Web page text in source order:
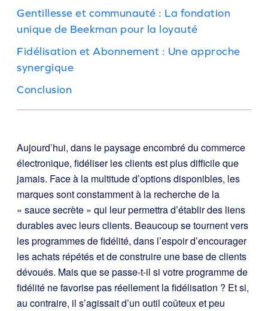
Gentillesse et communauté : La fondation
unique de Beekman pour la loyauté
Fidélisation et Abonnement : Une approche
synergique
Conclusion
Aujourd’hui, dans le paysage encombré du commerce
électronique, fidéliser les clients est plus difficile que
jamais. Face à la multitude d’options disponibles, les
marques sont constamment à la recherche de la
« sauce secrète » qui leur permettra d’établir des liens
durables avec leurs clients. Beaucoup se tournent vers
les programmes de fidélité, dans l’espoir d’encourager
les achats répétés et de construire une base de clients
dévoués. Mais que se passe-t-il si votre programme de
fidélité ne favorise pas réellement la fidélisation ? Et si,
au contraire, il s’agissait d’un outil coûteux et peu